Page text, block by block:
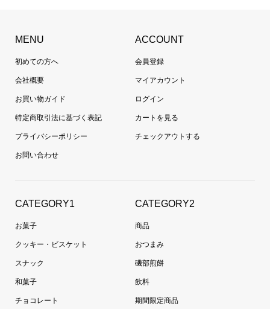
MENU
初めての方へ
会社概要
お買い物ガイド
特定商取引法に基づく表記
プライバシーポリシー
お問い合わせ
ACCOUNT
会員登録
マイアカウント
ログイン
カートを見る
チェックアウトする
CATEGORY1
お菓子
クッキー・ビスケット
スナック
和菓子
チョコレート
CATEGORY2
商品
おつまみ
磯部煎餅
飲料
期間限定商品